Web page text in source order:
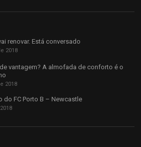
renovar. Está conversado
2018
vantagem? A almofada de conforto é o
2018
do FC Porto B – Newcastle